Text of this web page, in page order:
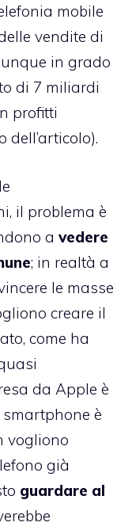
mobile
vendite di
in grado
di 7 miliardi
profitti
dell’articolo).
il problema è
a vedere
; in realtà a
le masse
creare il
come ha
da Apple è
è
vogliono
già
guardare al